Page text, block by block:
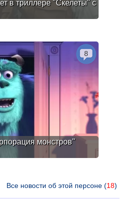
в триллере "Скелеты" с
монстров"
8
Все новости об этой персоне (18)